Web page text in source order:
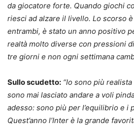
da giocatore forte. Quando giochi
riesci ad alzare il livello. Lo scorso
entrambi, è stato un anno positivo
realtà molto diverse con pressioni
tre giorni e non ogni settimana
Sullo scudetto: “Io sono più
sono mai lasciato andare a voli
adesso: sono più per l’equilibrio e i
Quest’anno l’Inter è la grande